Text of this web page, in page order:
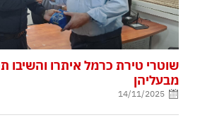
שוטרי טירת כרמל איתרו והשיבו
מבעליהן
14/11/2025